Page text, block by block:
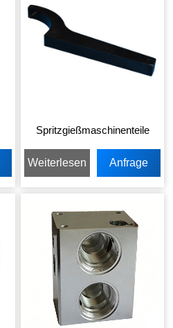
Spritzgießmaschinenteile
Weiterlesen Anfrage
senden